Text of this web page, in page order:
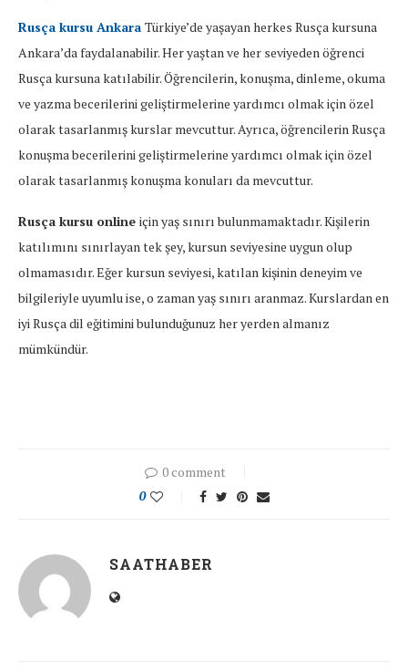
Rusça kursu Ankara Türkiye’de yaşayan herkes Rusça kursuna
Ankara’da faydalanabilir. Her yaştan ve her seviyeden öğrenci
Rusça kursuna katılabilir. Öğrencilerin, konuşma, dinleme, okuma
ve yazma becerilerini geliştirmelerine yardımcı olmak için özel
olarak tasarlanmış kurslar mevcuttur. Ayrıca, öğrencilerin Rusça
konuşma becerilerini geliştirmelerine yardımcı olmak için özel
olarak tasarlanmış konuşma konuları da mevcuttur.
Rusça kursu online için yaş sınırı bulunmamaktadır. Kişilerin
katılımını sınırlayan tek şey, kursun seviyesine uygun olup
olmamasıdır. Eğer kursun seviyesi, katılan kişinin deneyim ve
bilgileriyle uyumlu ise, o zaman yaş sınırı aranmaz. Kurslardan en
iyi Rusça dil eğitimini bulunduğunuz her yerden almanız
mümkündür.
0 comment
0
SAATHABER